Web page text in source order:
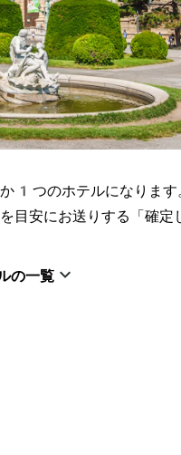
1つのホテルになります
目安にお送りする「確定
の一覧